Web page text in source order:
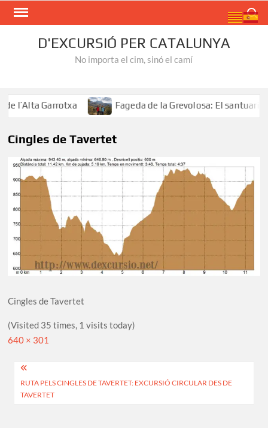
Skip
D'EXCURSIÓ PER CATALUNYA
No importa el cim, sinó el camí
Garrotxa Fageda de la Grevolosa: El santuari
Cingles de Tavertet
Cingles de Tavertet
(Visited 35 times, 1 visits today)
Full
640 × 301
Navegació
d'entrades
RUTA PELS CINGLES DE TAVERTET: EXCURSIÓ CIRCULAR DES DE
TAVERTET